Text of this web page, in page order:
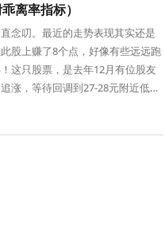
离率指标）
念叨。最近的走势表现其实还是
股上赚了8个点，好像有些远远跑
这只股票，是去年12月有位股友
涨，等待回调到27-28元附近低